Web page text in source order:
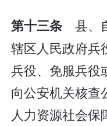
第十三条县、
辖区人民政府兵
兵役、免服兵役
向公安机关核查
人力资源社会